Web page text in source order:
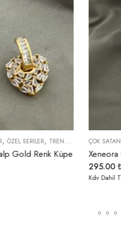
GELENLER
,HEDIYELER,İNDIRIMLI ÜRÜNLER
Gold Kalp Üstü Taşlı Küpe
Toplam Fiyat